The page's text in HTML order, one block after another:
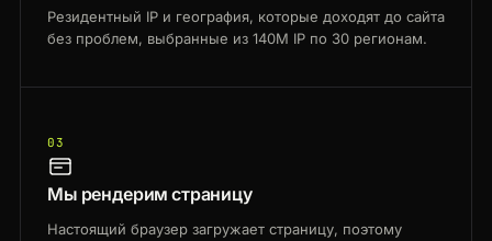
Резидентный IP и география, которые доходят до сайта
без проблем, выбранные из 140M IP по 30 регионам.
03
Мы рендерим страницу
Настоящий браузер загружает страницу, поэтому